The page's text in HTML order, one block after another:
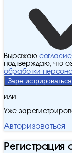
Выражаю согласие
подтверждаю, что
обработки
Зарегистрироваться
или
Уже
Авторизоваться